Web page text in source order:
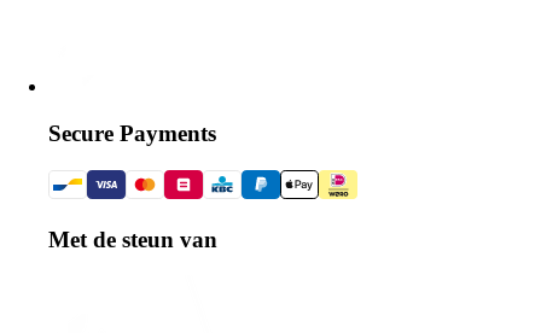
Secure Payments
Met de steun van